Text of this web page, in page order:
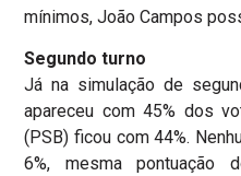
mínimos, João Campos
Segundo turno
Já na simulação de
apareceu com 45% dos
(PSB) ficou com 44%.
6%, mesma pontuação